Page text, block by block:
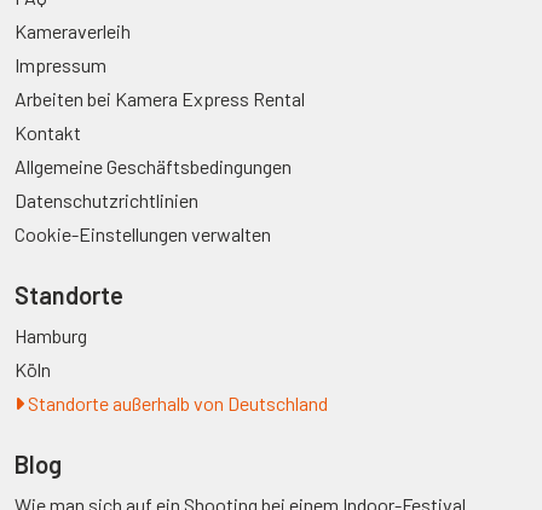
Kameraverleih
Impressum
Arbeiten bei Kamera Express Rental
Kontakt
Allgemeine Geschäftsbedingungen
Datenschutzrichtlinien
Cookie-Einstellungen verwalten
Standorte
Hamburg
Köln
Standorte außerhalb von Deutschland
Blog
Wie man sich auf ein Shooting bei einem Indoor-Festival